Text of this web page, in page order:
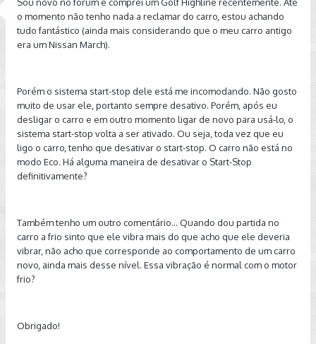
o momento não tenho nada a reclamar do carro, estou achando
tudo fantástico (ainda mais considerando que o meu carro antigo
era um Nissan March).
Porém o sistema start-stop dele está me incomodando. Não gosto
muito de usar ele, portanto sempre desativo. Porém, após eu
desligar o carro e em outro momento ligar de novo para usá-lo, o
sistema start-stop volta a ser ativado. Ou seja, toda vez que eu
ligo o carro, tenho que desativar o start-stop. O carro não está no
modo Eco. Há alguma maneira de desativar o Start-Stop
definitivamente?
Também tenho um outro comentário... Quando dou partida no
carro a frio sinto que ele vibra mais do que acho que ele deveria
vibrar, não acho que corresponde ao comportamento de um carro
novo, ainda mais desse nível. Essa vibração é normal com o motor
frio?
Obrigado!